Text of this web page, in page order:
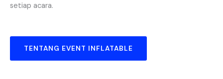
setiap acara.
TENTANG EVENT INFLATABLE